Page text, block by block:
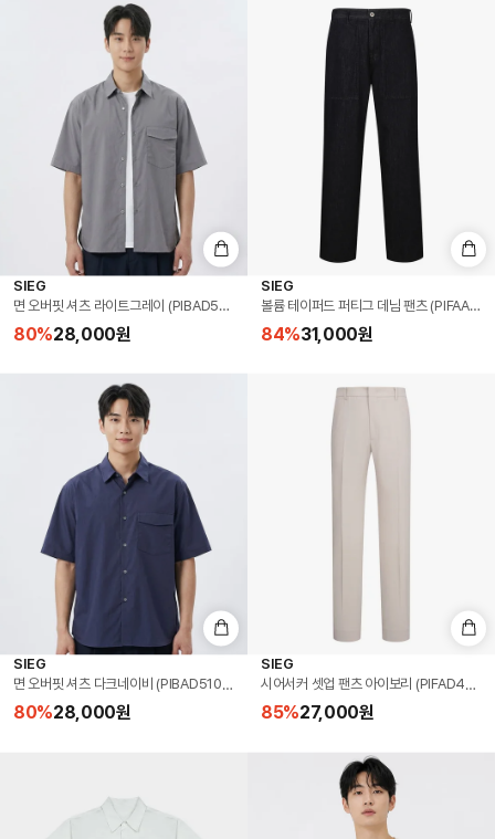
SIEG
면 오버핏 셔츠 라이트그레이 (PIBAD5105)
80%28,000원
SIEG
볼륨 테이퍼드 퍼티그 데님 팬츠
84%31,000원
SIEG
면 오버핏 셔츠 다크네이비 (PIBAD5107)
80%28,000원
SIEG
시어서커 셋업 팬츠 아이보리 (PIFAD4230)
85%27,000원